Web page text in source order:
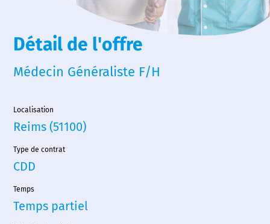
Détail de l'offre
Médecin Généraliste F/H
Localisation
Reims (51100)
Type de contrat
CDD
Temps
Temps partiel